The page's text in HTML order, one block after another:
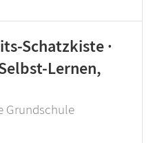
Schatzkiste ·
Lernen,
Grundschule